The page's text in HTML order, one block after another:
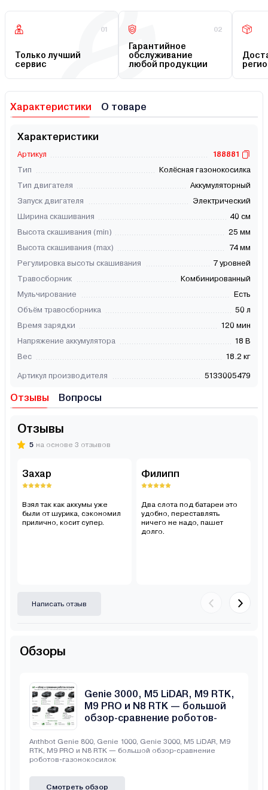
01
Только лучший
сервис
02
Гарантийное
обслуживание
любой продукции
Характеристики О товаре
Характеристики
Артикул
188881
Тип
Колёсная газонокосилка
Тип двигателя
Аккумуляторный
Запуск двигателя
Электрический
Ширина скашивания
40 см
Высота скашивания (min)
25 мм
Высота скашивания (max)
74 мм
Регулировка высоты скашивания
7 уровней
Травосборник
Комбинированный
Мульчирование
Есть
Объём травосборника
50 л
Время зарядки
120 мин
Напряжение аккумулятора
18 В
Вес
18.2 кг
Артикул производителя 5133005479
Отзывы Вопросы
Отзывы
5 на основе 3 отзывов
Захар
Взял так как аккумы уже
были от шурика, сэкономил
прилично, косит супер.
Филипп
Два слота под батареи это
удобно, переставлять
ничего не надо, пашет
долго.
Написать отзыв
Обзоры
Genie 3000, M5 LiDAR, M9 RTK,
M9 PRO и N8 RTK — большой
обзор-сравнение роботов-
Anthbot Genie 800, Genie 1000, Genie 3000, M5 LiDAR, M9
RTK, M9 PRO и N8 RTK — большой обзор-сравнение
роботов-газонокосилок
Смотреть обзор